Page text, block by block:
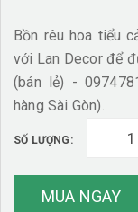
Bồn rêu hoa tiểu
với Lan Decor để
(bán lẻ) -
hàng Sài Gòn).
SỐ LƯỢNG:
MUA NGAY